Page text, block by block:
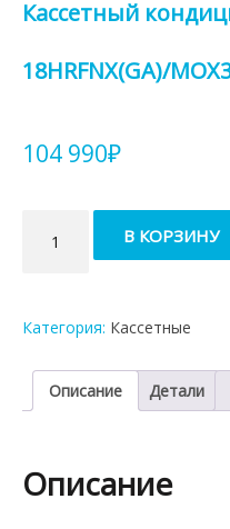
Кассетный
18HRFNX(GA)/
104 990₽
товара
Кассетный
MCA3U-
18HFN8-
Q(GA)
В КОРЗИНУ
Категория: Касcетные
Описание Детали
Описание